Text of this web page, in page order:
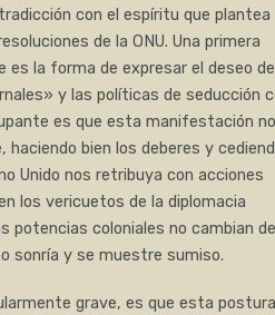
con el espíritu que plantea
de la ONU. Una primera
es la forma de expresar el deseo de
y las políticas de seducción
es que esta manifestación no
haciendo bien los deberes y
Unido nos retribuya con acciones
los vericuetos de la diplomacia
potencias coloniales no cambian de
sonría y se muestre sumiso.
grave, es que esta postura